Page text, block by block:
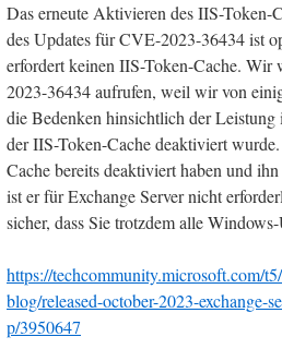
Das erneute Aktivieren des IIS-Token-
des Updates für CVE-2023-36434 ist
erfordert keinen IIS-Token-Cache. Wir
2023-36434 aufrufen, weil wir von
die Bedenken hinsichtlich der Leistung
der IIS-Token-Cache deaktiviert
Cache bereits deaktiviert haben und
ist er für Exchange Server nicht
sicher, dass Sie trotzdem alle
https://techcommunity.microsoft.com/
blog/released-october-2023-exchange-
p/3950647